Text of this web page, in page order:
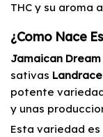
THC y su aroma
¿Como Nace
Jamaican Dream
sativas
potente
y unas
Esta variedad